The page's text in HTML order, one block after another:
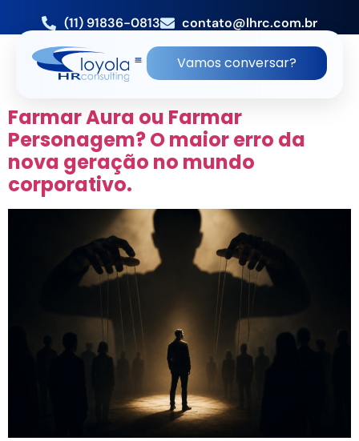
(11) 91836-0813 contato@lhrc.com.br
Vamos conversar?
TAG:EMPRESA DE RH SAO
PAULO ZONA SUL
Farmar Aura ou Farmar
Personagem? O maior erro da
nova geração no mundo
corporativo.